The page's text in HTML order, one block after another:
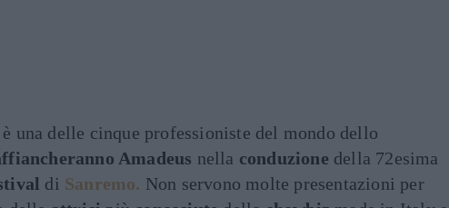
è una delle cinque professioniste del mondo dello
Amadeus nella conduzione della 72esima
di Sanremo. Non servono molte presentazioni per